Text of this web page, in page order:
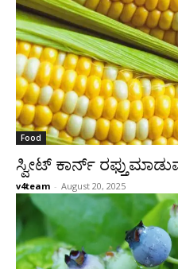
Food
ಸ್ವೀಟ್ ಕಾರ್ನ್
v4team - August 20, 2025